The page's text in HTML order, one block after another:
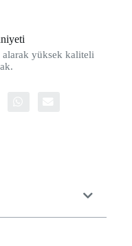
yüksek kaliteli